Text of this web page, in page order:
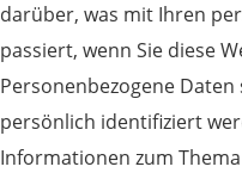
darüber, was mit Ihren
passiert, wenn Sie diese
Personenbezogene
persönlich identifiziert
Informationen zum